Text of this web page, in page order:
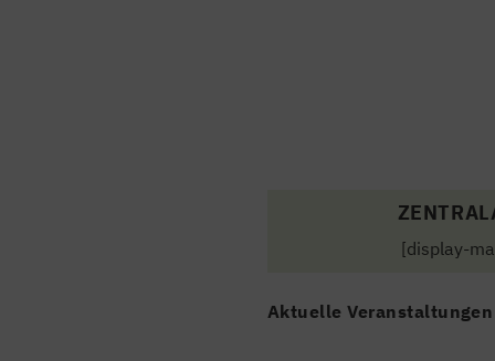
[display-
Aktuelle Veranstaltungen